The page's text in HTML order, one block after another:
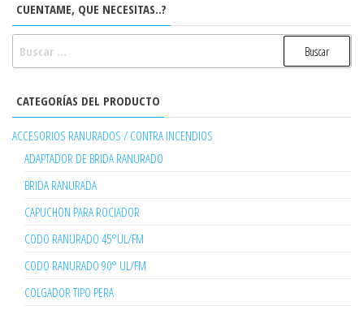
CUENTAME, QUE NECESITAS..?
CATEGORÍAS DEL PRODUCTO
ACCESORIOS RANURADOS / CONTRA INCENDIOS
ADAPTADOR DE BRIDA RANURADO
BRIDA RANURADA
CAPUCHON PARA ROCIADOR
CODO RANURADO 45°UL/FM
CODO RANURADO 90° UL/FM
COLGADOR TIPO PERA